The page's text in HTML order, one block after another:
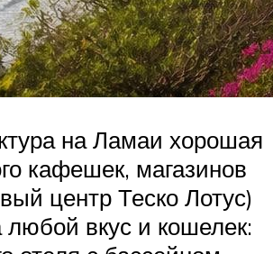
на Ламаи хорошая
кафешек, магазинов
центр Теско Лотус)
любой вкус и кошелек: